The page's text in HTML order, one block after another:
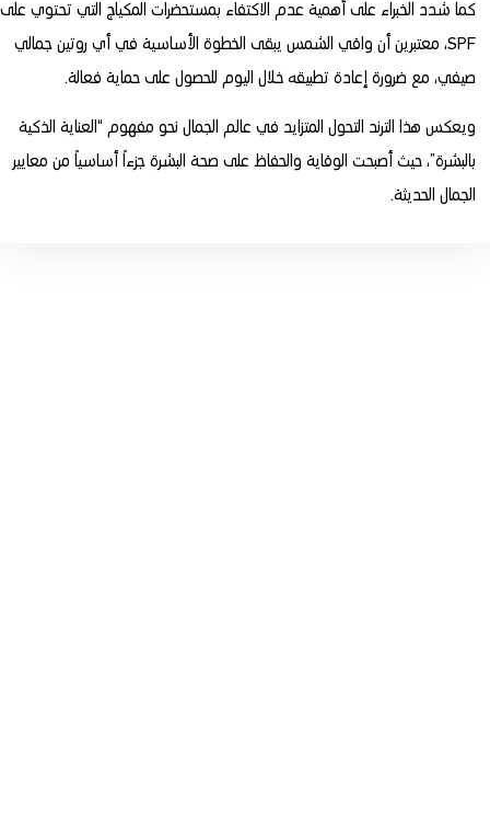
كما شدد الخبراء على أهمية عدم الاكتفاء بمستحضرات المكياج التي تحتوي على
SPF، معتبرين أن واقي الشمس يبقى الخطوة الأساسية في أي روتين جمالي
صيفي، مع ضرورة إعادة تطبيقه خلال اليوم للحصول على حماية فعالة.
ويعكس هذا الترند التحول المتزايد في عالم الجمال نحو مفهوم “العناية الذكية
بالبشرة”، حيث أصبحت الوقاية والحفاظ على صحة البشرة جزءاً أساسياً من معايير
الجمال الحديثة.